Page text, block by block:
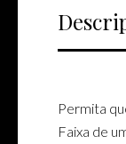
Permita
Faixa de